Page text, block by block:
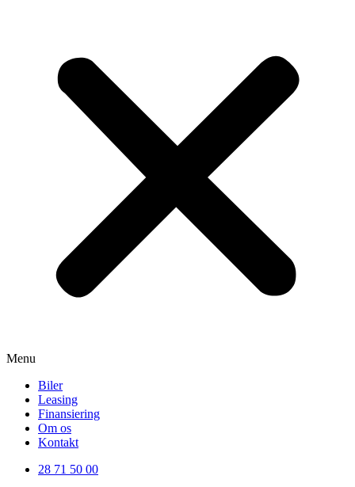
Menu
Biler
Leasing
Finansiering
Om os
Kontakt
28 71 50 00